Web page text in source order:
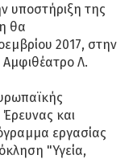
υποστήριξη της
θα
2017, στην
Λ.
και
εργασίας
"Υγεία,